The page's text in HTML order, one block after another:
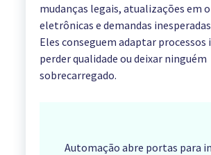
mudanças legais, atualizações em
eletrônicas e demandas
Eles conseguem adaptar
perder qualidade ou deixar ninguém
sobrecarregado.
Automação abre portas para